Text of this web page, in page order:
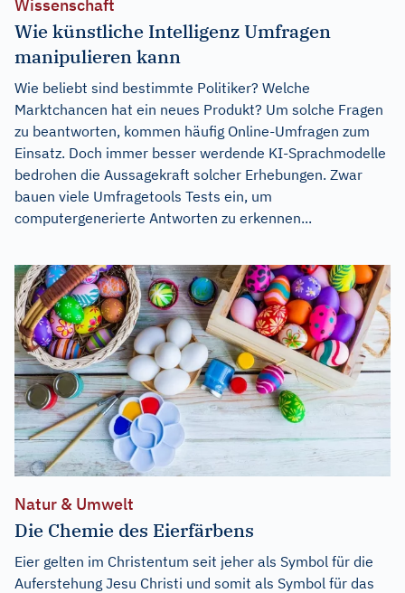
Wissenschaft
Wie künstliche Intelligenz Umfragen
manipulieren kann
Wie beliebt sind bestimmte Politiker? Welche
Marktchancen hat ein neues Produkt? Um solche Fragen
zu beantworten, kommen häufig Online-Umfragen zum
Einsatz. Doch immer besser werdende KI-Sprachmodelle
bedrohen die Aussagekraft solcher Erhebungen. Zwar
bauen viele Umfragetools Tests ein, um
computergenerierte Antworten zu erkennen...
Natur & Umwelt
Die Chemie des Eierfärbens
Eier gelten im Christentum seit jeher als Symbol für die
Auferstehung Jesu Christi und somit als Symbol für das